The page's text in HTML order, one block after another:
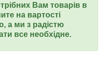
Вам товарів в
на вартості
а ми з радістю
все необхідне.